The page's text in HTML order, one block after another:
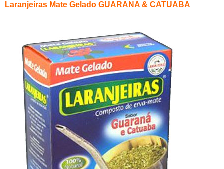
Laranjeiras Mate Gelado GUARANA & CATUABA